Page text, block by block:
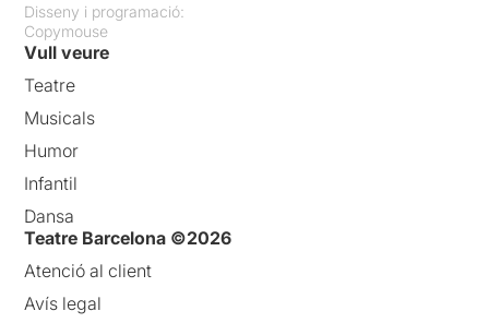
Disseny i programació:
Copymouse
Vull veure
Teatre
Musicals
Humor
Infantil
Dansa
Teatre Barcelona ©2026
Atenció al client
Avís legal